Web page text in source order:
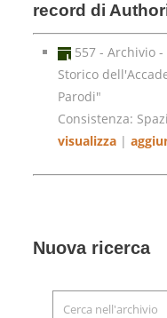
record di
557 - Archivio -
Storico
Parodi"
Consistenza:
visualizza|
Nuova ricerca